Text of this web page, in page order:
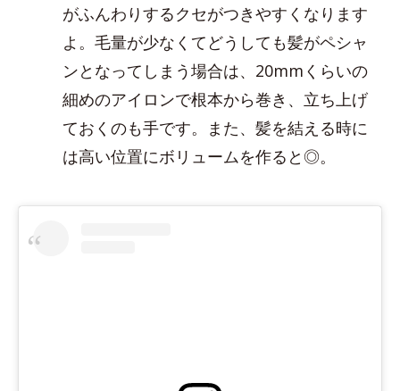
がふんわりするクセがつきやすくなります
よ。毛量が少なくてどうしても髪がペシャ
ンとなってしまう場合は、20mmくらいの
細めのアイロンで根本から巻き、立ち上げ
ておくのも手です。また、髪を結える時に
は高い位置にボリュームを作ると◎。